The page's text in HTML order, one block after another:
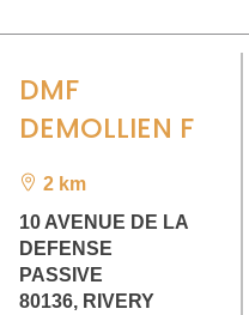
DMF
DEMOLLIEN F
2 km
10 AVENUE DE LA
DEFENSE
PASSIVE
80136, RIVERY